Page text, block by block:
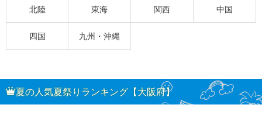
北陸 東海 関西 中国
四国 九州・沖縄
夏の人気夏祭りランキング【大阪府】